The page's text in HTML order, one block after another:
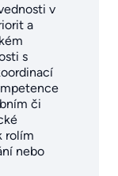
v
a
s
či
rolím
nebo